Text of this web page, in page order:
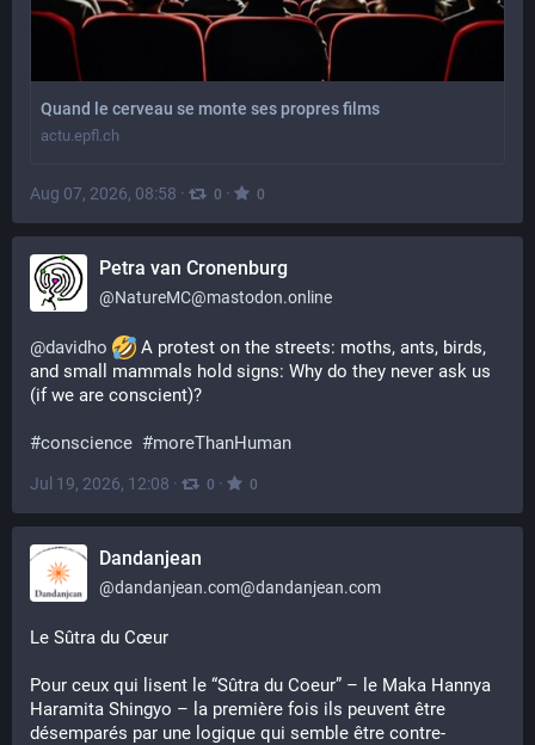
Quand le cerveau se monte ses propres films
actu.epfl.ch
Aug 07, 2026, 08:58 · 0 · 0
Petra van Cronenburg
@NatureMC@mastodon.online
@davidho
A protest on the streets: moths, ants, birds,
and small mammals hold signs: Why do they never ask us
(if we are conscient)?
#conscience #moreThanHuman
Jul 19, 2026, 12:08 · 0 · 0
Dandanjean
@dandanjean.com@dandanjean.com
Le Sûtra du Cœur
Pour ceux qui lisent le “Sûtra du Coeur” – le Maka Hannya
Haramita Shingyo – la première fois ils peuvent être
désemparés par une logique qui semble être contre-